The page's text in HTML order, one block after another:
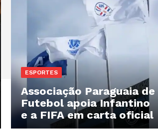
ESPORTES
Associação Paraguaia de
Futebol apoia Infantino
e a FIFA em carta oficial